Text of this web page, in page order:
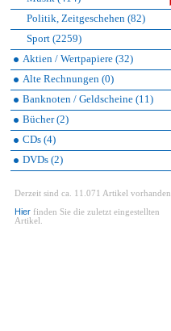
Politik, Zeitgeschehen (82)
Sport (2259)
Aktien / Wertpapiere (32)
Alte Rechnungen (0)
Banknoten / Geldscheine (11)
Bücher (2)
CDs (4)
DVDs (2)
Derzeit sind ca. 11.071 Artikel vorhanden.
Hier finden Sie die zuletzt eingestellten
Artikel.